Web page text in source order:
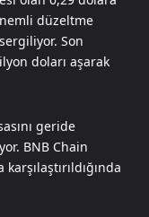
düzeltme
Son
doları aşarak
geride
BNB Chain